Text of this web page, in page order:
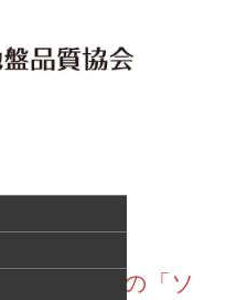
住宅業界での「ソ